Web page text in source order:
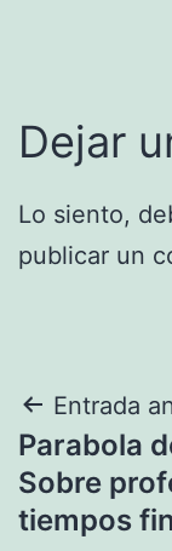
Dejar
Lo siento,
publicar un
de
Entrada
Parabola
Sobre
tiempos